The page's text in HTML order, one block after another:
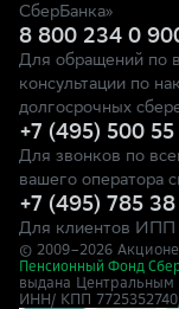
СберБанка»
8 800 234 0
Для обращений по
консультации по
долгосрочных
+7 (495) 500
Для звонков по
вашего оператора
+7 (495) 785
Для клиентов ИПП
© 2009–2026
Пенсионный Фонд
выдана
ИНН/ КПП